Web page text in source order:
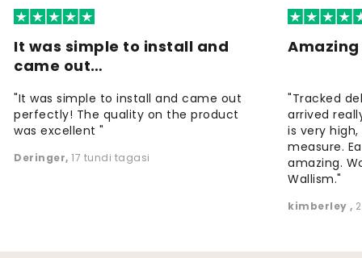
It was simple to install and
came out…
"It was simple to install and came out
perfectly! The quality on the product
was excellent "
Deringer, 17 tundi tagasi
"Tracked
arrived
is very
measure.
amazing.
Wallism."
kimberley,